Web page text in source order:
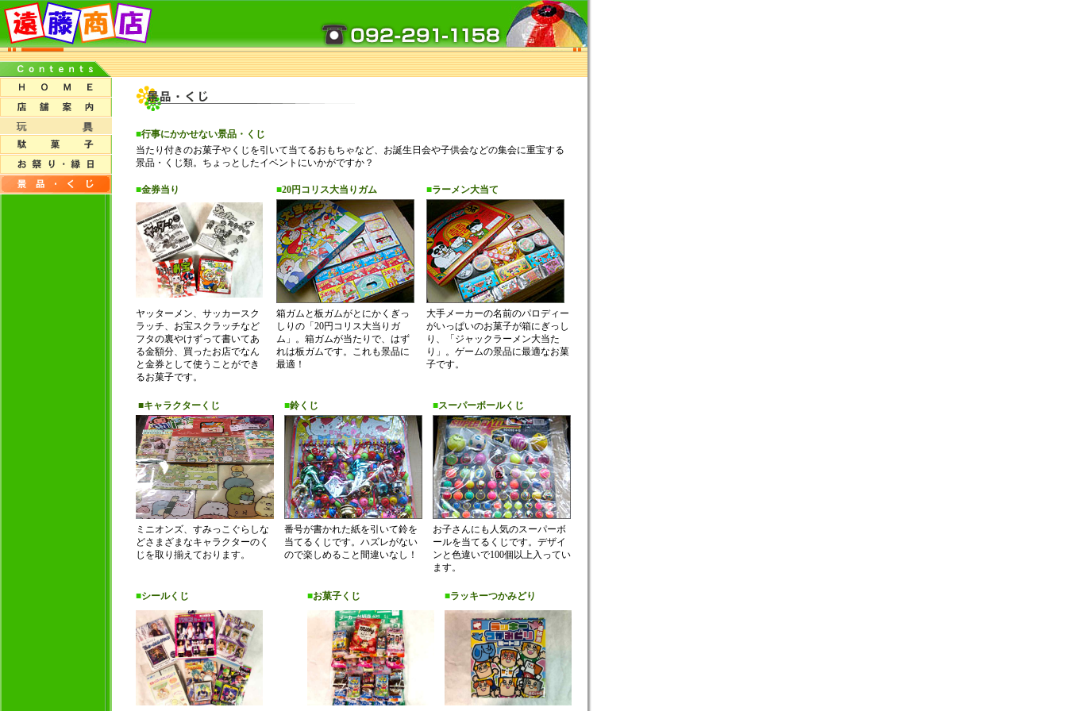
■行事にかかせない景品・くじ
当たり付きのお菓子やくじを引いて当てるおもちゃなど、お誕生日会や子供会などの集会に重宝する
景品・くじ類。ちょっとしたイベントにいかがですか？
■金券当り ■20円コリス大当りガム ■ラーメン大当て
ヤッターメン、サッカースク
ラッチ、お宝スクラッチなど
フタの裏やけずって書いてあ
る金額分、買ったお店でなん
と金券として使うことができ
るお菓子です。
箱ガムと板ガムがとにかくぎっ
しりの「20円コリス大当りガ
ム」。箱ガムが当たりで、はず
れは板ガムです。これも景品に
最適！
大手メーカーの名前のパロディー
がいっぱいのお菓子が箱にぎっし
り、「ジャックラーメン大当た
り」。ゲームの景品に最適なお菓
子です。
■キャラクターくじ ■鈴くじ ■スーパーボールくじ
ミニオンズ、すみっこぐらしな
どさまざまなキャラクターのく
じを取り揃えております。
番号が書かれた紙を引いて鈴を
当てるくじです。ハズレがない
ので楽しめること間違いなし！
お子さんにも人気のスーパーボ
ールを当てるくじです。デザイ
ンと色違いで100個以上入ってい
ます。
■シールくじ ■お菓子くじ ■ラッキーつかみどり